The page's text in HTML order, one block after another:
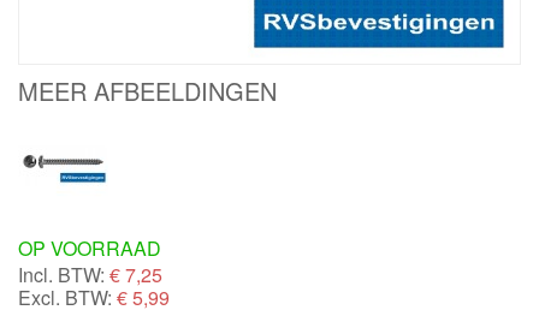
MEER AFBEELDINGEN
OP VOORRAAD
Incl. BTW: €7,25
Excl. BTW: € 5,99